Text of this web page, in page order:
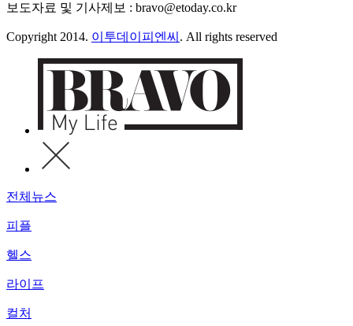
보도자료 및 기사제보 : bravo@etoday.co.kr
Copyright 2014. 이투데이피엔씨 . All rights reserved
전체뉴스
피플
헬스
라이프
컬처